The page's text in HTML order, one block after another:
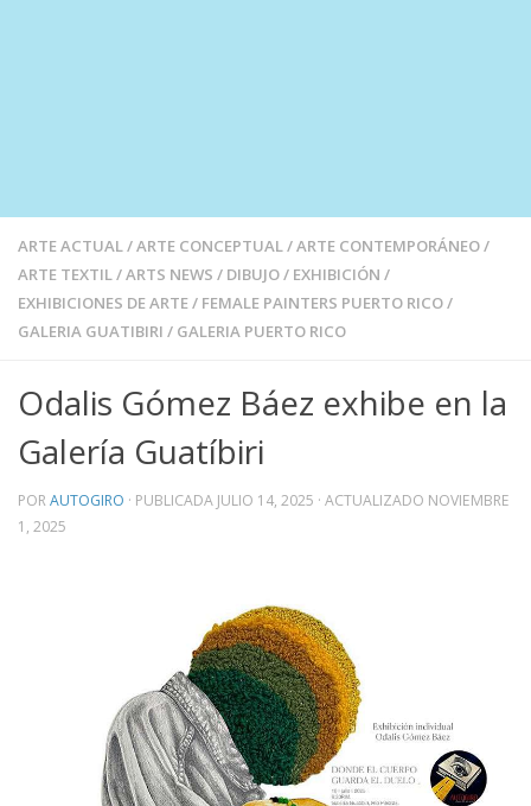
ARTE ACTUAL/ARTE CONCEPTUAL/ARTE CONTEMPORÁNEO/
ARTE TEXTIL/ARTS NEWS / DIBUJO/ EXHIBICIÓN /
EXHIBICIONES DE ARTE/ FEMALE PAINTERS PUERTO RICO/
GALERIA GUATIBIRI / GALERIA PUERTO RICO
Odalis Gómez Báez exhibe en la
Galería Guatíbiri
PORAUTOGIRO · PUBLICADA JULIO 14, 2025 · ACTUALIZADO NOVIEMBRE
1, 2025